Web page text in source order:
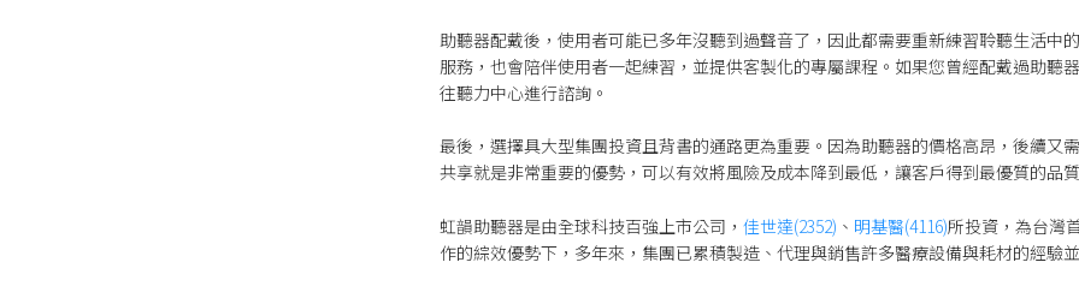
助聽器配戴後，使用者可能已多年沒聽到過聲音了，因此都需要重新練習聆聽生活中
服務，也會陪伴使用者一起練習，並提供客製化的專屬課程。如果您曾經配戴過助聽
往聽力中心進行諮詢。
最後，選擇具大型集團投資且背書的通路更為重要。因為助聽器的價格高昂，後續又
共享就是非常重要的優勢，可以有效將風險及成本降到最低，讓客戶得到最優質的品
虹韻助聽器是由全球科技百強上市公司，佳世達(2352) 、 明基醫(4116)所投資，為台灣
作的綜效優勢下，多年來，集團已累積製造、代理與銷售許多醫療設備與耗材的經驗